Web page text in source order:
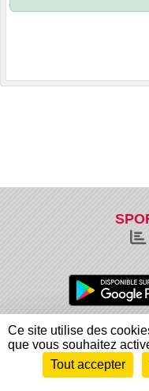
Charte
Informations légales
Envie de participer ?
Ce site utilise des
que vous souhaitez
Tout accepter